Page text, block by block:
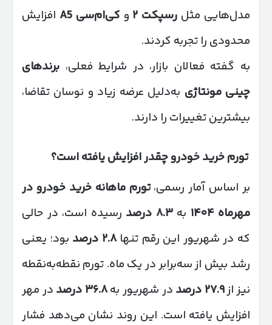
مدل‌هایی مثل رسپکت ۲ و کی‌ام‌سی A5
افزایش
محدودی را تجربه کردند.
به گفته فعالان بازار، در شرایط فعلی، برندهای
چینی مونتاژی به‌دلیل عرضه زیاد و نوسان تقاضا،
بیشترین تغییرات را دارند.
تورم خرید خودرو چقدر افزایش یافته است؟
بر اساس آمار رسمی،تورم ماهانه خرید خودرو در
مهرماه۱۴۰۴ به۸.۳ درصد رسیده است، در حالی
که در شهریور این رقم تنها۲.۸ درصد بود؛ یعنی
رشد بیش از سه‌برابر در یک ماه. تورم نقطه‌به‌نقطه
نیز از۲۷.۹ درصد در شهریور به۳۶.۸ درصد در مهر
افزایش یافته است. این روند نشان می‌دهد فشار